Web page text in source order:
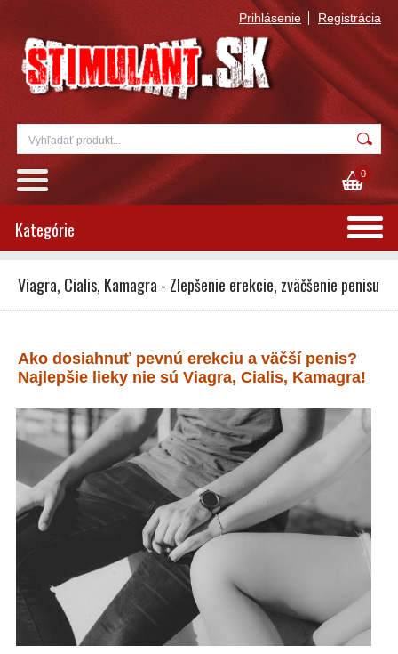
Prihlásenie Registrácia
0
Kategórie
Viagra, Cialis, Kamagra - Zlepšenie erekcie, zväčšenie penisu
Ako dosiahnuť pevnú erekciu a väčší penis?
Najlepšie lieky nie sú Viagra, Cialis, Kamagra!